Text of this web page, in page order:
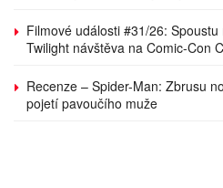
Filmové události #31/26:
Twilight návštěva na Comic-Con
Recenze – Spider-Man: Zbrusu
pojetí pavoučího muže